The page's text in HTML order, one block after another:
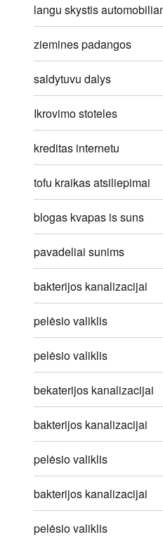
langu skystis
ziemines padangos
saldytuvu dalys
Ikrovimo stoteles
kreditas internetu
tofu kraikas atsiliepimai
blogas kvapas is suns
pavadeliai sunims
bakterijos kanalizacijai
pelėsio valiklis
pelėsio valiklis
bekaterijos kanalizacijai
bakterijos kanalizacijai
pelėsio valiklis
bakterijos kanalizacijai
pelėsio valiklis